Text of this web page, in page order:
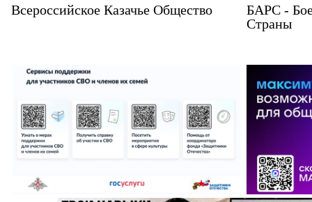
Всероссийское Казачье Общество
БАРС -
Страны